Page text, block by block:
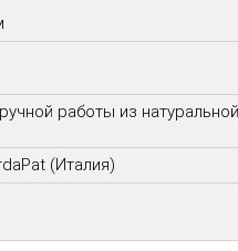
работы из
(Италия)